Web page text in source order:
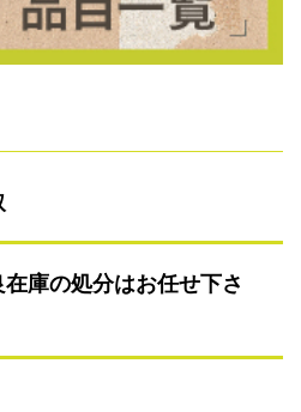
庫の処分はお任せ下さ